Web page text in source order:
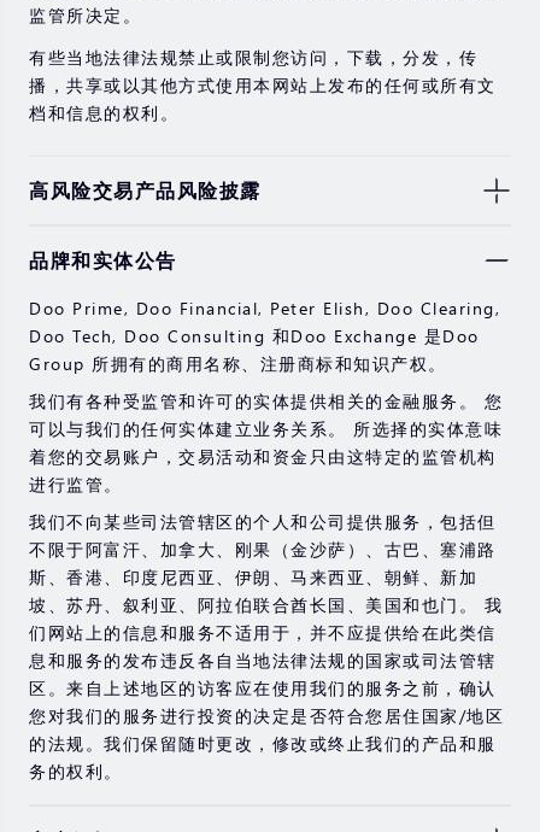
监管所决定。
有些当地法律法规禁止或限制您访问，下载，分发，传
播，共享或以其他方式使用本网站上发布的任何或所有文
档和信息的权利。
高风险交易产品风险披露
券，期货，差价合约和其他金融产品交易涉及高风险，可
过去的投资表现并不代表其未来的表现。
在与我们进行任何交易之前，请确保您完全了解使用相应
金融工具进行交易的风险。 如果您不了解此处说明的风
险，则应寻求独立的专业建议。
品牌和实体公告
Doo Prime, Doo Financial, Peter Elish, Doo Clearing,
Doo Tech, Doo Consulting 和Doo Exchange 是Doo
Group 所拥有的商用名称、注册商标和知识产权。
我们有各种受监管和许可的实体提供相关的金融服务。 您
可以与我们的任何实体建立业务关系。 所选择的实体意味
着您的交易账户，交易活动和资金只由这特定的监管机构
进行监管。
我们不向某些司法管辖区的个人和公司提供服务，包括但
不限于阿富汗、加拿大、刚果（金沙萨）、古巴、塞浦路
斯、香港、印度尼西亚、伊朗、马来西亚、朝鲜、新加
坡、苏丹、叙利亚、阿拉伯联合酋长国、美国和也门。 我
们网站上的信息和服务不适用于，并不应提供给在此类信
息和服务的发布违反各自当地法律法规的国家或司法管辖
区。来自上述地区的访客应在使用我们的服务之前，确认
您对我们的服务进行投资的决定是否符合您居住国家/地区
的法规。我们保留随时更改，修改或终止我们的产品和服
务的权利。